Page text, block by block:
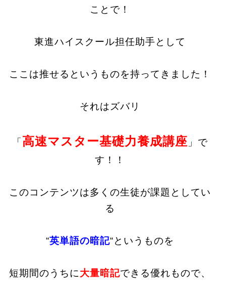
ことで！
東進ハイスクール担任助手として
ここは推せるというものを持ってきました！
それはズバリ
「 高速マスター基礎力養成講座 」で
す！！
このコンテンツは多くの生徒が課題としてい
る
“英単語の暗記“というものを
短期間のうちに大量暗記できる優れもので、